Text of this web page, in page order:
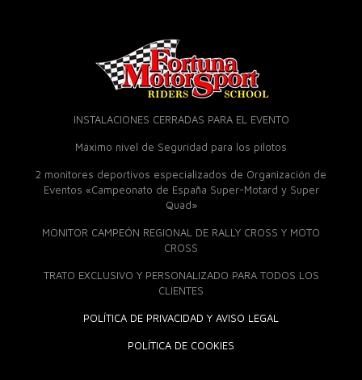
INSTALACIONES CERRADAS PARA EL EVENTO
Máximo nivel de Seguridad para los pilotos
2 monitores deportivos especializados de Organización de
Eventos «Campeonato de España Super-Motard y Super
Quad»
MONITOR CAMPEÓN REGIONAL DE RALLY CROSS Y MOTO
CROSS
TRATO EXCLUSIVO Y PERSONALIZADO PARA TODOS LOS
CLIENTES
POLÍTICA DE PRIVACIDAD Y AVISO LEGAL
POLÍTICA DE COOKIES